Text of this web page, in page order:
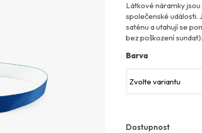
Látkové náramky
společenské události.
saténu a utahují se
bez poškození
Barva
Dostupnost